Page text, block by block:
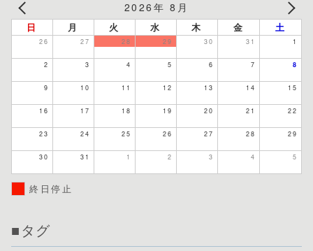
2026年 8月
日 月 火 水 木 金 土
26 27 28 29 30 31 1
2 3 4 5 6 7 8
9 10 11 12 13 14 15
16 17 18 19 20 21 22
23 24 25 26 27 28 29
30 31 1 2 3 4 5
終日停止
■タグ